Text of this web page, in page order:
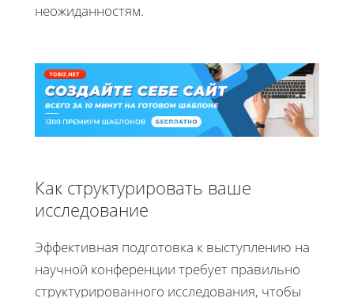
неожиданностям.
Как структурировать ваше
исследование
Эффективная подготовка к выступлению на
научной конференции требует правильно
структурированного исследования, чтобы